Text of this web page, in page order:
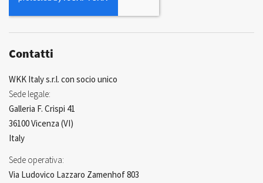
Contatti
WKK Italy s.r.l. con socio unico
Sede legale:
Galleria F. Crispi 41
36100 Vicenza (VI)
Italy
Sede operativa:
Via Ludovico Lazzaro Zamenhof 803